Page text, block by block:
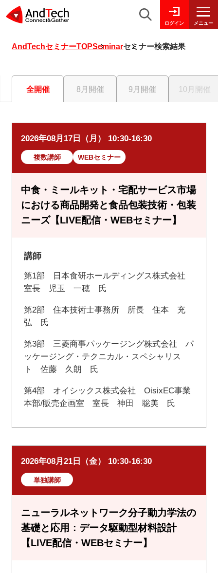
ログイン メニュー
AndTechセミナーTOPSeminarセミナー検索結果
全開催 8月開催 9月開催 10月開催
2026年08月17日（月） 10:30-16:30
複数講師 WEBセミナー
中食・ミールキット・宅配サービス市場
における商品開発と食品包装技術・包装
ニーズ【LIVE配信・WEBセミナー】
講師
第1部 日本食研ホールディングス株式会社
室長 児玉 一穂 氏
第2部 住本技術士事務所 所長 住本 充
弘 氏
第3部 三菱商事パッケージング株式会社 パ
ッケージング・テクニカル・スペシャリス
ト 佐藤 久朗 氏
第4部 オイシックス株式会社 OisixEC事業
本部/販売企画室 室長 神田 聡美 氏
2026年08月21日（金） 10:30-16:30
単独講師
ニューラルネットワーク分子動力学法の
基礎と応用：データ駆動型材料設計
【LIVE配信・WEBセミナー】